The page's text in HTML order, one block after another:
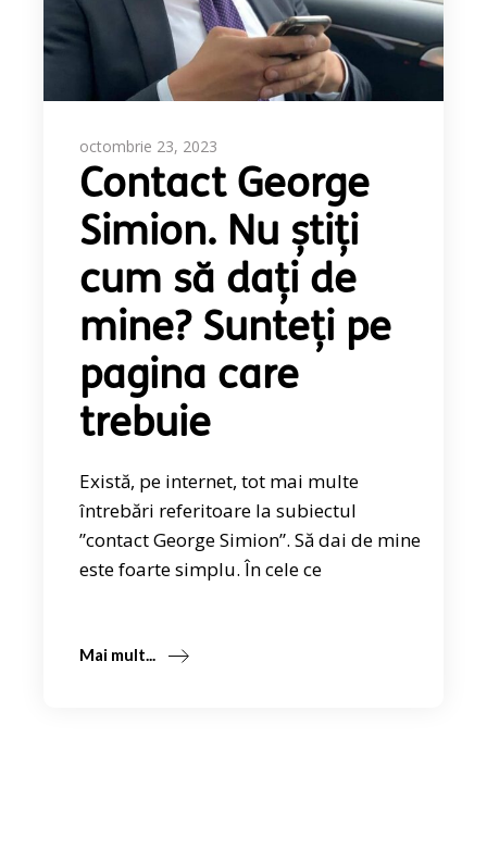
octombrie 23, 2023
Contact George
Simion. Nu știți
cum să dați de
mine? Sunteți pe
pagina care
trebuie
Există, pe internet, tot mai multe
întrebări referitoare la subiectul
”contact George Simion”. Să dai de mine
este foarte simplu. În cele ce
Mai mult...